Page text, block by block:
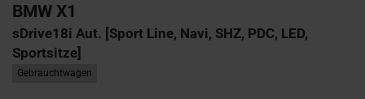
BMW X1
sDrive18i Aut. [Sport Line, Navi, SHZ, PDC, LED,
Sportsitze]
Gebrauchtwagen